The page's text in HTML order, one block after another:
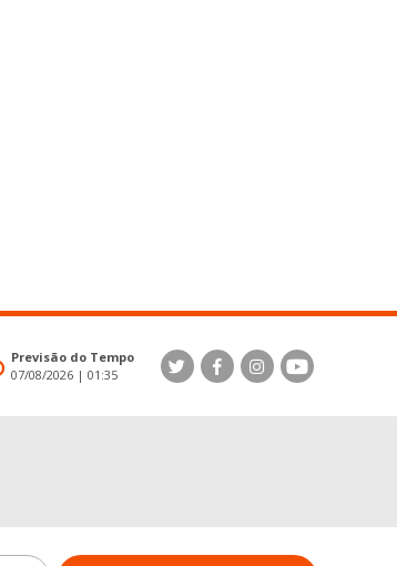
Previsão do Tempo
07/08/2026 | 01:35